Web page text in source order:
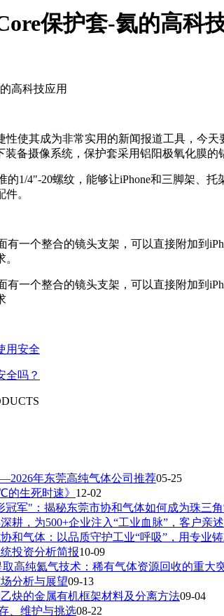
保护套-氦的高科
高科技应用
使其成为非常实用的新闻报道工具，今天
装备摄像系统，保护套采用铝阳极氧化膜
的1/4"-20螺纹，能够让iPhone和三脚架、
。
有一个整合的镜头支架，可以直接附加到
有一个整合的镜头支架，可以直接附加到
用安全
全吗？
年东莞高纯气体公司推荐05-25
的生死时速》 12-02
冠军"：揭秘东莞市协和气体如何成为珠三
耕，为500+企业注入“工业血脉”，客户亲
和气体：以品质守护工业“呼吸”，用专业
投资分析简报10-09
高纯氦气技术：稀有气体资源回收的重大
分析与展望09-13
炔的金属有机框架材料及分离方法09-04
、维护与挑选08-22